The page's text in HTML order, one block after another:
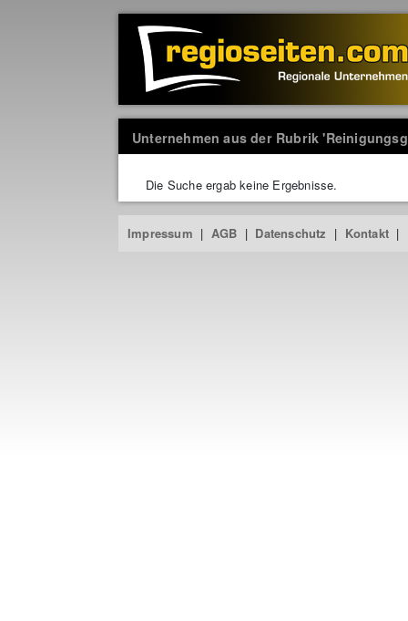
Unternehmen aus der Rubrik
Die Suche ergab keine Ergebnisse.
Impressum | AGB | Datenschutz | Kontakt |